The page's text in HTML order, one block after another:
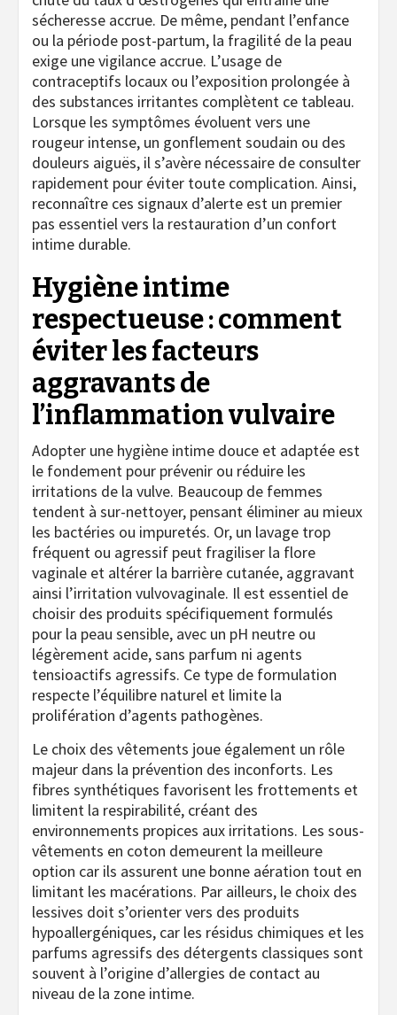
sécheresse accrue. De même, pendant l’enfance
ou la période post-partum, la fragilité de la peau
exige une vigilance accrue. L’usage de
contraceptifs locaux ou l’exposition prolongée à
des substances irritantes complètent ce tableau.
Lorsque les symptômes évoluent vers une
rougeur intense, un gonflement soudain ou des
douleurs aiguës, il s’avère nécessaire de consulter
rapidement pour éviter toute complication. Ainsi,
reconnaître ces signaux d’alerte est un premier
pas essentiel vers la restauration d’un confort
intime durable.
Hygiène intime
respectueuse : comment
éviter les facteurs
aggravants de
l’inflammation vulvaire
Adopter une hygiène intime douce et adaptée est
le fondement pour prévenir ou réduire les
irritations de la vulve. Beaucoup de femmes
tendent à sur-nettoyer, pensant éliminer au mieux
les bactéries ou impuretés. Or, un lavage trop
fréquent ou agressif peut fragiliser la flore
vaginale et altérer la barrière cutanée, aggravant
ainsi l’irritation vulvovaginale. Il est essentiel de
choisir des produits spécifiquement formulés
pour la peau sensible, avec un pH neutre ou
légèrement acide, sans parfum ni agents
tensioactifs agressifs. Ce type de formulation
respecte l’équilibre naturel et limite la
prolifération d’agents pathogènes.
Le choix des vêtements joue également un rôle
majeur dans la prévention des inconforts. Les
fibres synthétiques favorisent les frottements et
limitent la respirabilité, créant des
environnements propices aux irritations. Les sous-
vêtements en coton demeurent la meilleure
option car ils assurent une bonne aération tout en
limitant les macérations. Par ailleurs, le choix des
lessives doit s’orienter vers des produits
hypoallergéniques, car les résidus chimiques et les
parfums agressifs des détergents classiques sont
souvent à l’origine d’allergies de contact au
niveau de la zone intime.